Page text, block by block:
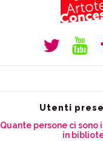
Utenti
Quante persone ci sono
in